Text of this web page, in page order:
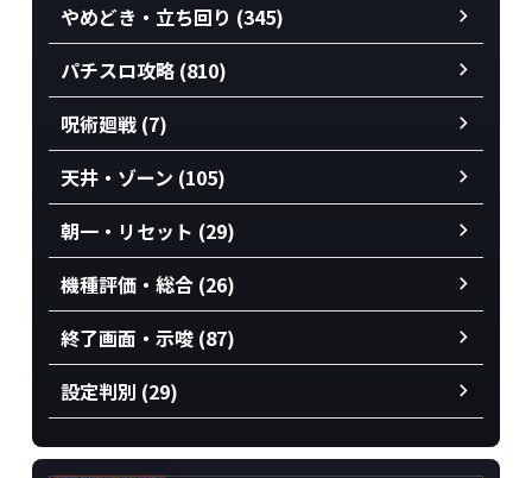
やめどき・立ち回り (345)
パチスロ攻略 (810)
呪術廻戦 (7)
天井・ゾーン (105)
朝一・リセット (29)
機種評価・総合 (26)
終了画面・示唆 (87)
設定判別 (29)